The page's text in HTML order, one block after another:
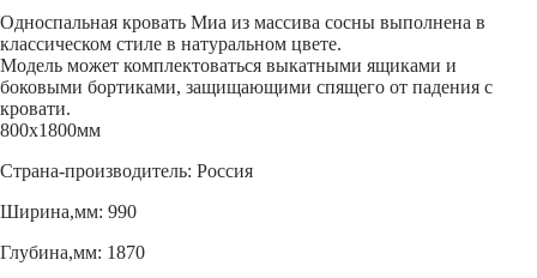
Односпальная кровать Миа из массива сосны выполнена в
классическом стиле в натуральном цвете.
Модель может комплектоваться выкатными ящиками и
боковыми бортиками, защищающими спящего от падения с
кровати.
800x1800мм
Страна-производитель: Россия
Ширина,мм: 990
Глубина,мм: 1870